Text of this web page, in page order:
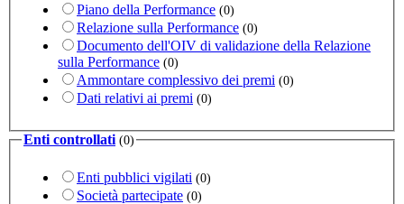
Piano della Performance (0)
Relazione sulla Performance (0)
Documento dell'OIV di validazione della Relazione
sulla Performance (0)
Ammontare complessivo dei premi (0)
Dati relativi ai premi (0)
Enti controllati (0)
Enti pubblici vigilati (0)
Società partecipate (0)